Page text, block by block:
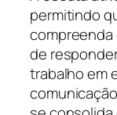
permitindo
de
trabalho em